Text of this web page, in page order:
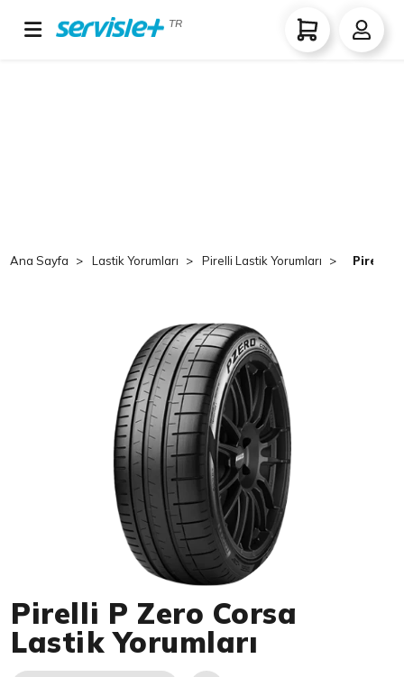
TR
Ana Sayfa Lastik Yorumları Pirelli Lastik Yorumları Pirelli P
Pirelli P Zero Corsa
Lastik Yorumları